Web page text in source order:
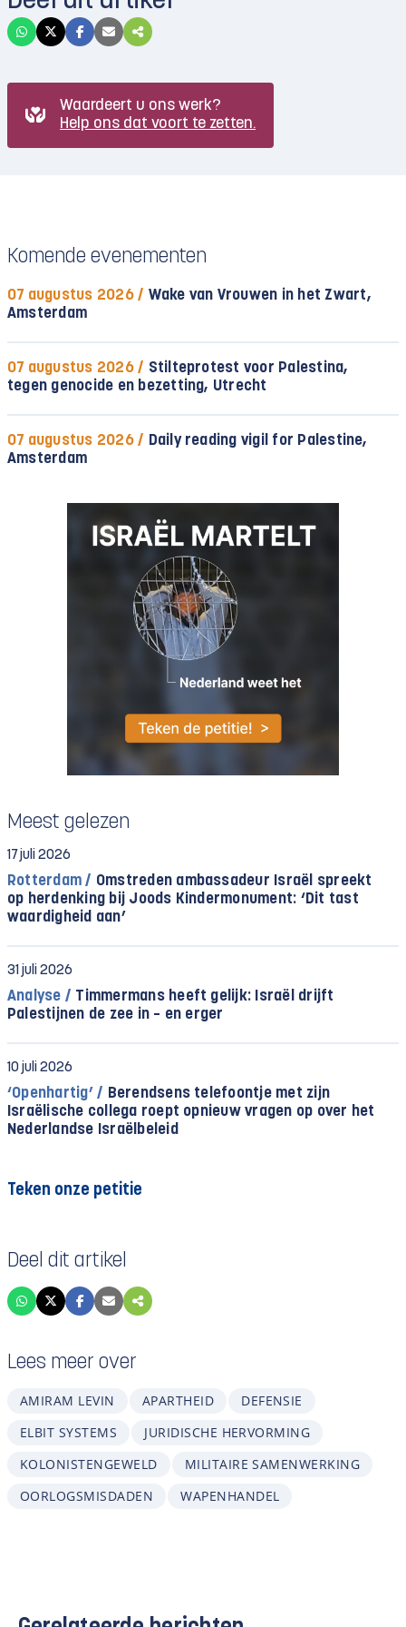
Waardeert u ons werk?
Help ons dat voort te zetten.
Komende evenementen
07 augustus 2026 / Wake van Vrouwen in het Zwart,
Amsterdam
07 augustus 2026 / Stilteprotest voor Palestina,
tegen genocide en bezetting, Utrecht
07 augustus 2026 / Daily reading vigil for Palestine,
Amsterdam
Meest gelezen
17 juli 2026
Rotterdam / Omstreden ambassadeur Israël spreekt
op herdenking bij Joods Kindermonument: ‘Dit tast
waardigheid aan’
31 juli 2026
Analyse / Timmermans heeft gelijk: Israël drijft
Palestijnen de zee in – en erger
10 juli 2026
‘Openhartig’ / Berendsens telefoontje met zijn
Israëlische collega roept opnieuw vragen op over het
Nederlandse Israëlbeleid
Teken onze petitie
Deel dit artikel
Lees meer over
AMIRAM LEVIN APARTHEID
DEFENSIE
ELBIT SYSTEMS
JURIDISCHE HERVORMING
KOLONISTENGEWELD
MILITAIRE SAMENWERKING
OORLOGSMISDADEN
WAPENHANDEL